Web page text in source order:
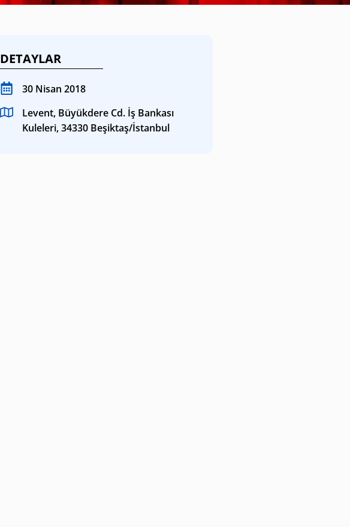
DETAYLAR
30 Nisan 2018
Levent, Büyükdere Cd. İş Bankası
Kuleleri, 34330 Beşiktaş/İstanbul